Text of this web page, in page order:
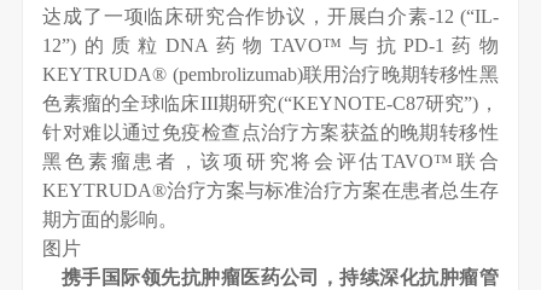
达成了一项临床研究合作协议，开展白介素-12 (“IL-
12”)的质粒DNA药物TAVO™与抗PD-1药物
KEYTRUDA® (pembrolizumab)联用治疗晚期转移性黑
色素瘤的全球临床III期研究(“KEYNOTE-C87研究”)，
针对难以通过免疫检查点治疗方案获益的晚期转移性
黑色素瘤患者，该项研究将会评估TAVO™联合
KEYTRUDA®治疗方案与标准治疗方案在患者总生存
期方面的影响。
图片
携手国际领先抗肿瘤医药公司，持续深化抗肿瘤管